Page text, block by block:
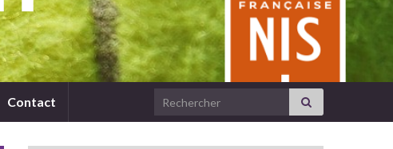
Contact Search for: